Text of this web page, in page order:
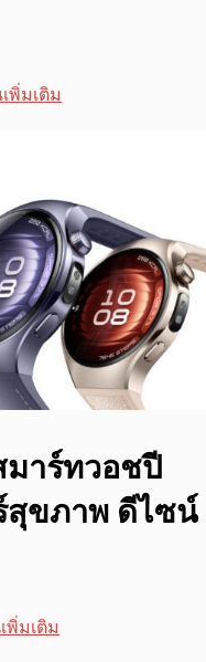
พิ่มเติม
มาร์ทวอชปี
สุขภาพ ดีไซน์
พิ่มเติม